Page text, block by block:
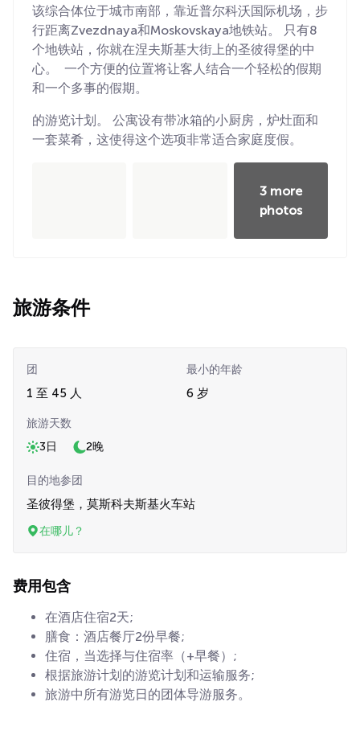
该综合体位于城市南部，靠近普尔科沃国际机场，步
行距离Zvezdnaya和Moskovskaya地铁站。 只有8
个地铁站，你就在涅夫斯基大街上的圣彼得堡的中
心。 一个方便的位置将让客人结合一个轻松的假期
和一个多事的假期。
的游览计划。 公寓设有带冰箱的小厨房，炉灶面和
一套菜肴，这使得这个选项非常适合家庭度假。
3 more
photos
旅游条件
团
1 至 45 人
最小的年龄
6 岁
旅游天数
3日
2晚
目的地参团
圣彼得堡，莫斯科夫斯基火车站
在哪儿？
费用包含
在酒店住宿2天;
膳食：酒店餐厅2份早餐;
住宿，当选择与住宿率（+早餐）;
根据旅游计划的游览计划和运输服务;
旅游中所有游览日的团体导游服务。